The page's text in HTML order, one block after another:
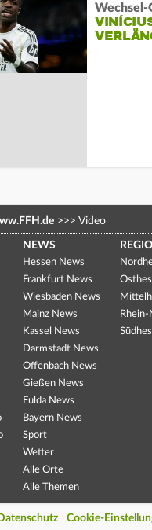
Wechsel-
>>> Video
NEWS
Hessen News
Frankfurt News
Wiesbaden News
Mainz News
Kassel News
Darmstadt News
Offenbach News
Gießen News
Fulda News
Bayern News
Sport
Wetter
Alle Orte
Alle Themen
Cookie-